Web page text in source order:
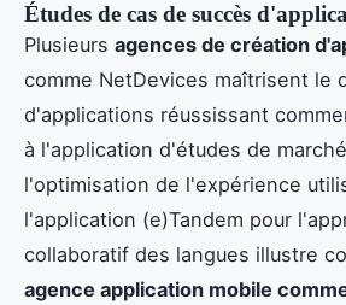
Études de cas de succès
Plusieurs agences de création
comme NetDevices maîtrisent le
d'applications réussissant
à l'application d'études de
l'optimisation de l'expérience
l'application (e)Tandem pour
collaboratif des langues illustre
agence application mobile